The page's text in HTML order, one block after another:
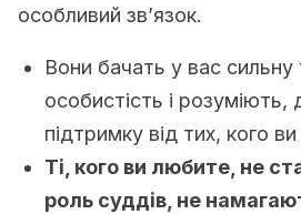
особливий зв’язок.
Вони бачать у вас сильну
особистість і
підтримку від тих, кого
Ті, кого ви любите, не
роль суддів, не